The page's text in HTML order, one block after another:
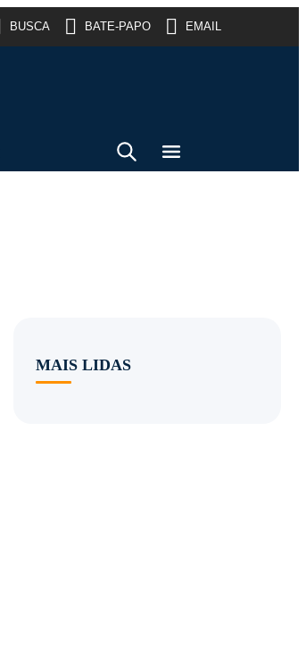
BUSCA BATE-PAPO EMAIL
MAIS LIDAS